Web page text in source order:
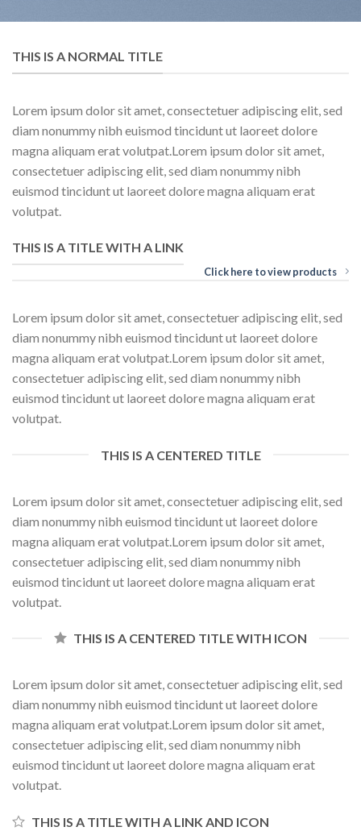
THIS IS A NORMAL TITLE
Lorem ipsum dolor sit amet, consectetuer adipiscing elit, sed
diam nonummy nibh euismod tincidunt ut laoreet dolore
magna aliquam erat volutpat.Lorem ipsum dolor sit amet,
consectetuer adipiscing elit, sed diam nonummy nibh
euismod tincidunt ut laoreet dolore magna aliquam erat
volutpat.
THIS IS A TITLE WITH A LINK
Click here to view products
Lorem ipsum dolor sit amet, consectetuer adipiscing elit, sed
diam nonummy nibh euismod tincidunt ut laoreet dolore
magna aliquam erat volutpat.Lorem ipsum dolor sit amet,
consectetuer adipiscing elit, sed diam nonummy nibh
euismod tincidunt ut laoreet dolore magna aliquam erat
volutpat.
THIS IS A CENTERED TITLE
Lorem ipsum dolor sit amet, consectetuer adipiscing elit, sed
diam nonummy nibh euismod tincidunt ut laoreet dolore
magna aliquam erat volutpat.Lorem ipsum dolor sit amet,
consectetuer adipiscing elit, sed diam nonummy nibh
euismod tincidunt ut laoreet dolore magna aliquam erat
volutpat.
THIS IS A CENTERED TITLE WITH ICON
Lorem ipsum dolor sit amet, consectetuer adipiscing elit, sed
diam nonummy nibh euismod tincidunt ut laoreet dolore
magna aliquam erat volutpat.Lorem ipsum dolor sit amet,
consectetuer adipiscing elit, sed diam nonummy nibh
euismod tincidunt ut laoreet dolore magna aliquam erat
volutpat.
THIS IS A TITLE WITH A LINK AND ICON